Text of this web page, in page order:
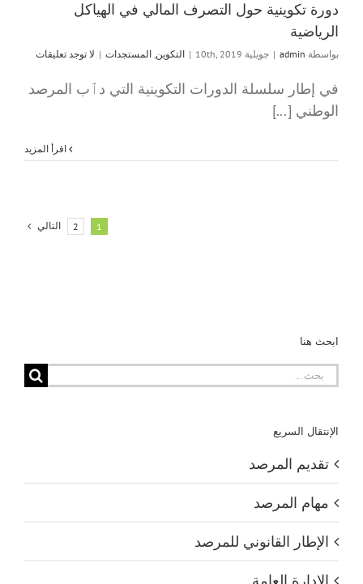
دورة تكوينية حول التصرف المالي في الهياكل
الرياضية
بواسطة admin
| جويلية 10th, 2019 | التكوين, المستجدات | لا توجد تعليقات
في إطار سلسلة الدورات التكوينية التي دٱب المرصد
الوطني [...]
1
2 التالي
ابحث هنا
البحث
الإنتقال السريع
تقديم المرصد
مهام المرصد
الإطار القانوني للمرصد